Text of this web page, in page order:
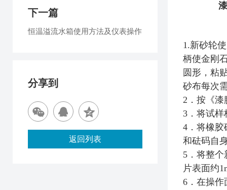
漆膜磨
1.新砂轮
柄使金刚
圆形，粘
砂布每次
2．按《漆
3．将试样
4．将橡胶
和砝码自
5．将整
片表面约
6．在操作
下一篇
恒温溢流水箱使用方法及仪表操作
分享到
返回列表